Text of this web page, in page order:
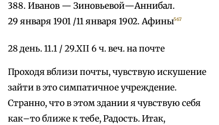
388. Иванов — Зиновьевой—Аннибал.
29 января 1901 /11 января 1902. Афины567
28 день. 11.1 / 29.XII 6 ч. веч. на почте
Проходя вблизи почты, чувствую искушение
зайти в это симпатичное учреждение.
Странно, что в этом здании я чувствую себя
как–то ближе к тебе, Радость. Итак,